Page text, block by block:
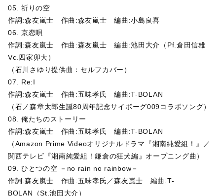
05. 祈りの空
作詞:森友嵐士 作曲:森友嵐士 編曲:小島良喜
06. 京恋唄
作詞:森友嵐士 作曲:森友嵐士 編曲:池田大介（Pf.倉田信雄
Vc.四家卯大）
（石川さゆり提供曲：セルフカバー）
07. Re:I
作詞:森友嵐士 作曲:五味孝氏 編曲:T-BOLAN
（石ノ森章太郎生誕80周年記念サイボーグ009コラボソング）
08. 俺たちのストーリー
作詞:森友嵐士 作曲:五味孝氏 編曲:T-BOLAN
（Amazon Prime Videoオリジナルドラマ『湘南純愛組！』／
関西テレビ『湘南純愛組！鎌倉の狂犬編』オープニング曲）
09. ひとつの空 －no rain no rainbow－
作詞:森友嵐士 作曲:五味孝氏／森友嵐士 編曲:T-
BOLAN（St.池田大介）